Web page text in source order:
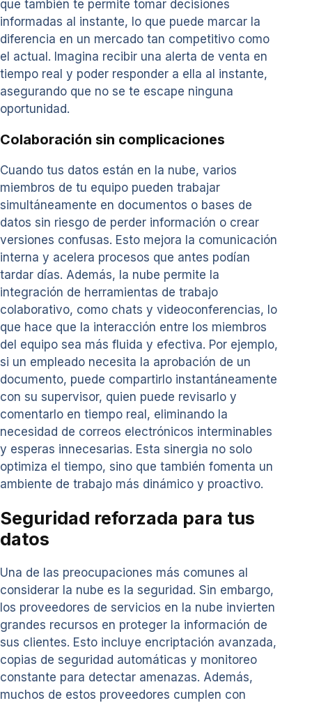
que también te permite tomar decisiones
informadas al instante, lo que puede marcar la
diferencia en un mercado tan competitivo como
el actual. Imagina recibir una alerta de venta en
tiempo real y poder responder a ella al instante,
asegurando que no se te escape ninguna
oportunidad.
Colaboración sin complicaciones
Cuando tus datos están en la nube, varios
miembros de tu equipo pueden trabajar
simultáneamente en documentos o bases de
datos sin riesgo de perder información o crear
versiones confusas. Esto mejora la comunicación
interna y acelera procesos que antes podían
tardar días. Además, la nube permite la
integración de herramientas de trabajo
colaborativo, como chats y videoconferencias, lo
que hace que la interacción entre los miembros
del equipo sea más fluida y efectiva. Por ejemplo,
si un empleado necesita la aprobación de un
documento, puede compartirlo instantáneamente
con su supervisor, quien puede revisarlo y
comentarlo en tiempo real, eliminando la
necesidad de correos electrónicos interminables
y esperas innecesarias. Esta sinergia no solo
optimiza el tiempo, sino que también fomenta un
ambiente de trabajo más dinámico y proactivo.
Seguridad reforzada para tus
datos
Una de las preocupaciones más comunes al
considerar la nube es la seguridad. Sin embargo,
los proveedores de servicios en la nube invierten
grandes recursos en proteger la información de
sus clientes. Esto incluye encriptación avanzada,
copias de seguridad automáticas y monitoreo
constante para detectar amenazas. Además,
muchos de estos proveedores cumplen con